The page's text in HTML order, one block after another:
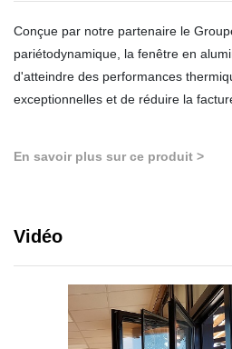
Conçue par notre partenaire le
pariétodynamique, la fenêtre en
d'atteindre des performances
exceptionnelles et de réduire la
En savoir plus sur ce produit >
Vidéo